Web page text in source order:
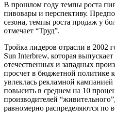
В прошлом году темпы роста
пивовары и перспективу.
сезона, темпы роста продаж у
отмечает “Труд”.
Тройка лидеров отрасли в 2002
Sun Interbrew, которая
отечественных и западных
просчет в бюджетной политике
увлеклась рекламной
повысить в среднем на 10
производителей
равномерно распределяются по